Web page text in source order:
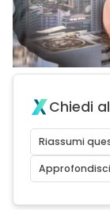
Chiedi
Riassumi